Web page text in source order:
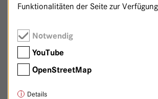
Ansprechpartnerin Hospitationen im
Bereich
Funktionalitäten der Seite zur
Notwendig
YouTube
OpenStreetMap
Details